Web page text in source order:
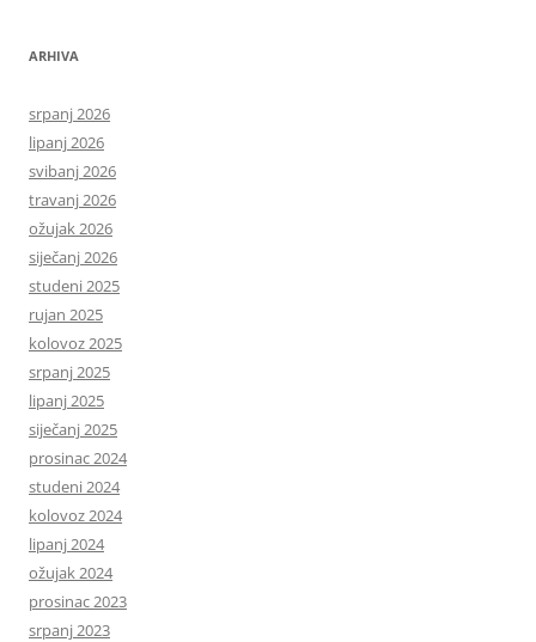
ARHIVA
srpanj 2026
lipanj 2026
svibanj 2026
travanj 2026
ožujak 2026
siječanj 2026
studeni 2025
rujan 2025
kolovoz 2025
srpanj 2025
lipanj 2025
siječanj 2025
prosinac 2024
studeni 2024
kolovoz 2024
lipanj 2024
ožujak 2024
prosinac 2023
srpanj 2023